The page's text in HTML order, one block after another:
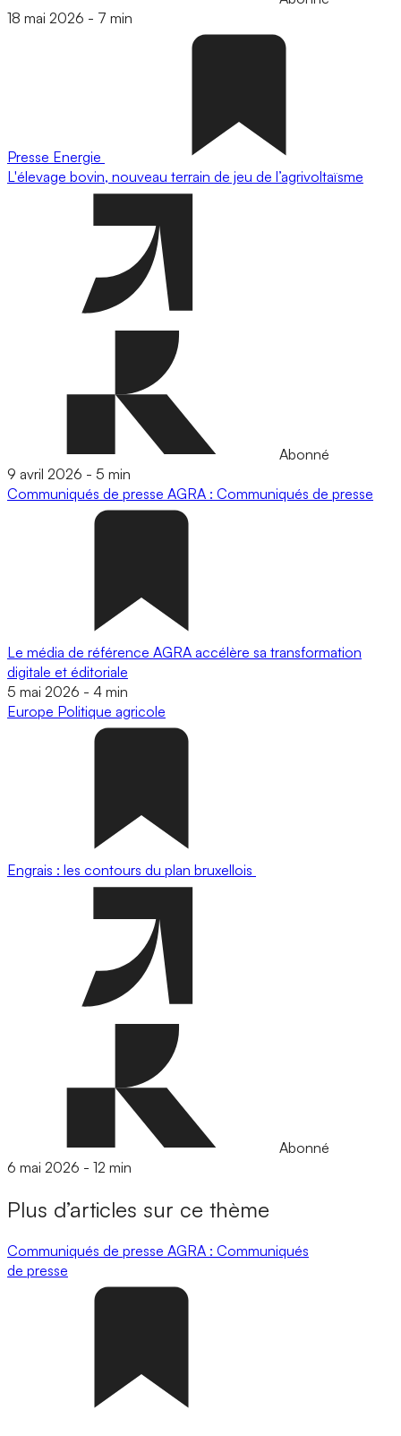
18 mai 2026 - 7 min
Presse Energie
L'élevage bovin, nouveau terrain de jeu de l’agrivoltaïsme
Abonné
9 avril 2026 - 5 min
Communiqués de presse AGRA : Communiqués de presse
Le média de référence AGRA accélère sa transformation
digitale et éditoriale
5 mai 2026 - 4 min
Europe Politique agricole
Engrais : les contours du plan bruxellois
Abonné
6 mai 2026 - 12 min
Plus d’articles sur ce thème
Communiqués de presse AGRA : Communiqués
de presse